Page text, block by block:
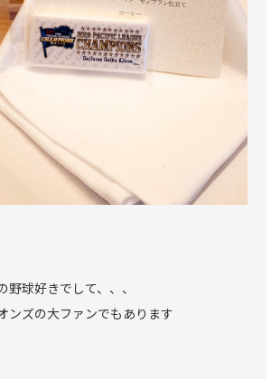
球好きでして、、、
ンズの大ファンでもあります